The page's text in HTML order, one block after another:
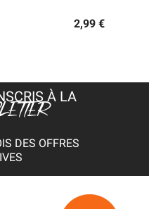
2,99 €
À LA
DES OFFRES